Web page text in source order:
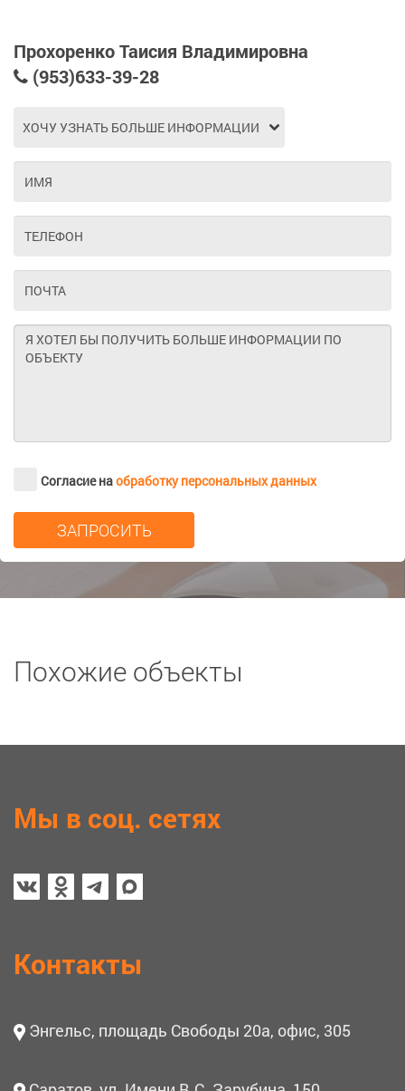
Прохоренко Таисия Владимировна
(953)633-39-28
Согласие наобработку персональных данных
Похожие объекты
Мы в соц. сетях
Контакты
Энгельс, площадь Свободы 20а, офис, 305